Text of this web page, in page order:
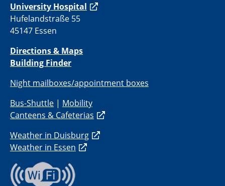
University Hospital
Hufelandstraße 55
45147 Essen
Directions & Maps
Building Finder
Night mailboxes/appointment boxes
Bus-Shuttle | Mobility
Canteens & Cafeterias
Weather in Duisburg
Weather in Essen